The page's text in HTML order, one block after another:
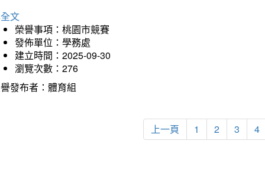
文
榮譽事項：桃園市競賽
發佈單位：學務處
建立時間：2025-09-30
瀏覽次數：276
發布者：體育組
上一頁 1 2 3 4